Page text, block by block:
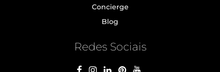
Concierge
Blog
Redes Sociais